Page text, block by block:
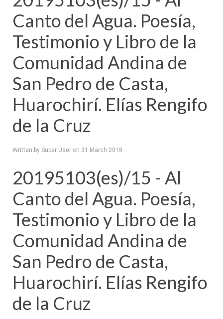
Canto del Agua. Poesía,
Testimonio y Libro de la
Comunidad Andina de
San Pedro de Casta,
Huarochirí. Elías Rengifo
de la Cruz
Written by Super User on 31 March 2018.
20195103(es)/15 - Al
Canto del Agua. Poesía,
Testimonio y Libro de la
Comunidad Andina de
San Pedro de Casta,
Huarochirí. Elías Rengifo
de la Cruz